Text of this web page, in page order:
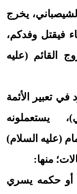
يخرج
فيقتل وفدكم،
القائم (عليه
في تعبير الأئمة
يستعملونه
(عليه السلام)
منها:
أو حكمه يسري